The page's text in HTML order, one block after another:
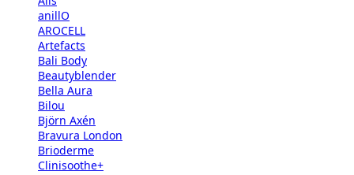
anillO
AROCELL
Artefacts
Bali Body
Beautyblender
Bella Aura
Bilou
Björn Axén
Bravura London
Brioderme
Clinisoothe+